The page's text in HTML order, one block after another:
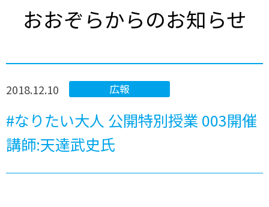
おおぞらからのお知らせ
2018.12.10 広報
#なりたい大人 公開特別授業 003開催
講師:天達武史氏